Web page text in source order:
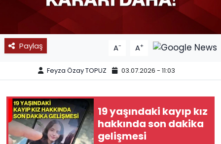
Paylaş A- A+
Feyza Özay TOPUZ 03.07.2026 - 11:03
19 yaşındaki kayıp kız
hakkında son dakika
gelişmesi